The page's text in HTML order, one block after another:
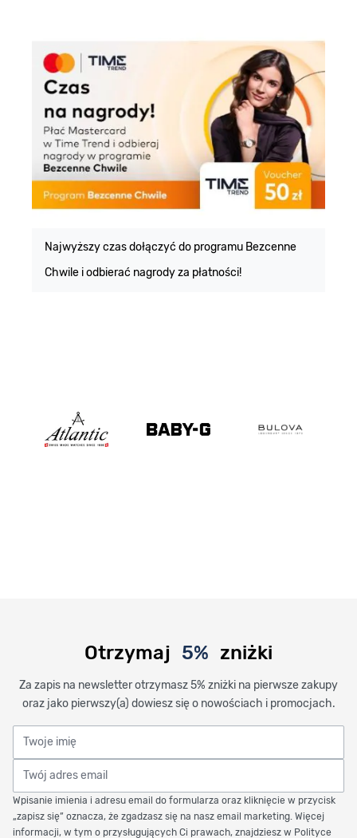
Najwyższy czas dołączyć do programu Bezcenne
Chwile i odbierać nagrody za płatności!
Otrzymaj 5% zniżki
Za zapis na newsletter otrzymasz 5% zniżki na pierwsze zakupy
oraz jako pierwszy(a) dowiesz się o nowościach i promocjach.
Twoje imię
Twój adres email
Wpisanie imienia i adresu email do formularza oraz kliknięcie w przycisk
„zapisz się” oznacza, że zgadzasz się na nasz email marketing. Więcej
informacji, w tym o przysługujących Ci prawach, znajdziesz w Polityce